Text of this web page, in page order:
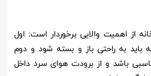
از اهمیت والایی برخوردار است: اول
باید به راحتی باز و بسته شود و دوم
باشد و از برودت هوای سرد داخل